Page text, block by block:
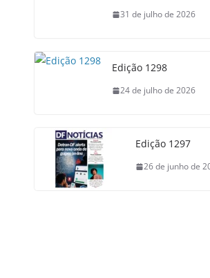
31 de julho de 2026
Edição 1298
24 de julho de 2026
Edição 1297
26 de junho de